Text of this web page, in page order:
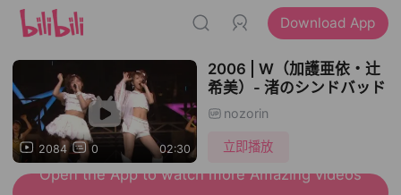
Download App
2084 0 02:30
2006 | W（加護亜依・辻
希美）- 渚のシンドバッド
nozorin
立即播放
Open the App to watch more Amazing videos